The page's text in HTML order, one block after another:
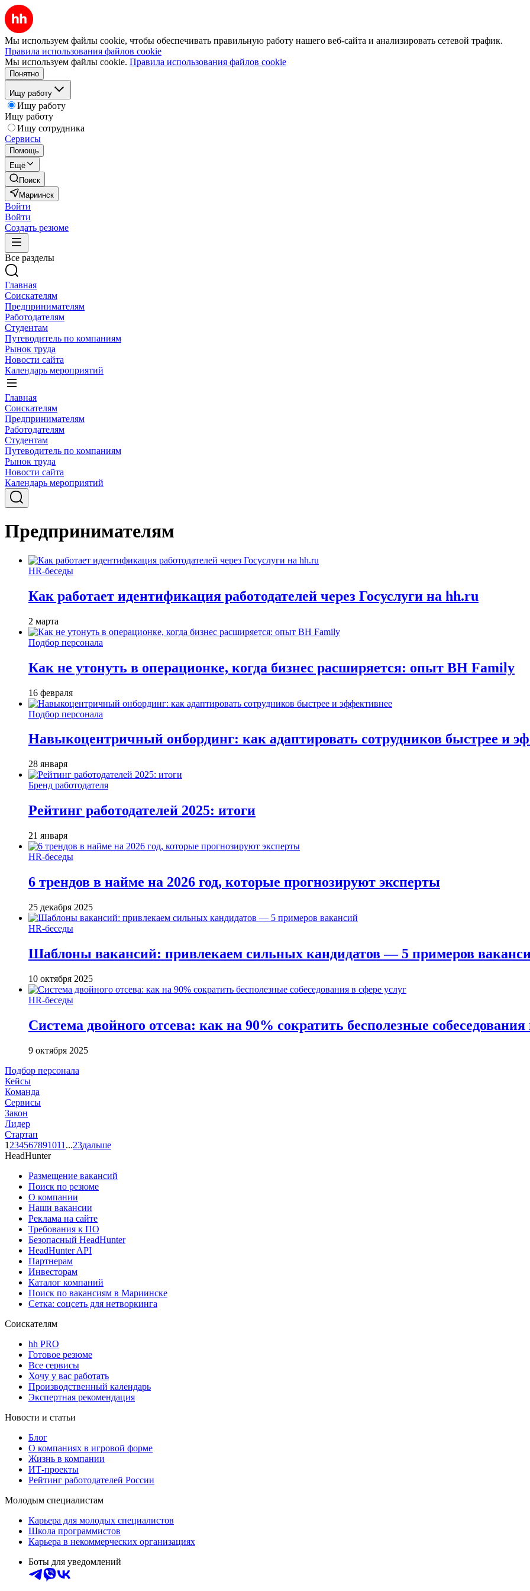
Мы используем файлы cookie, чтобы обеспечивать правильную работу нашего веб-сайта и анализировать сетевой трафик.
Правила использования файлов cookie
Мы используем файлы cookie. Правила использования файлов cookie
Понятно
Ищу работу
Ищу работу
Ищу работу
Ищу сотрудника
Сервисы
Помощь
Ещё
Поиск
Мариинск
Войти
Войти
Создать резюме
Все разделы
Главная
Соискателям
Предпринимателям
Работодателям
Студентам
Путеводитель по компаниям
Рынок труда
Новости сайта
Календарь мероприятий
Главная
Соискателям
Предпринимателям
Работодателям
Студентам
Путеводитель по компаниям
Рынок труда
Новости сайта
Календарь мероприятий
Предпринимателям
HR-беседы
Как работает идентификация работодателей через Госуслуги на hh.ru
2 марта
Подбор персонала
Как не утонуть в операционке, когда бизнес расширяется: опыт BH Family
16 февраля
Подбор персонала
Навыкоцентричный онбординг: как адаптировать сотрудников быстрее и
28 января
Бренд работодателя
Рейтинг работодателей 2025: итоги
21 января
HR-беседы
6 трендов в найме на 2026 год, которые прогнозируют эксперты
25 декабря 2025
HR-беседы
Шаблоны вакансий: привлекаем сильных кандидатов — 5 примеров
10 октября 2025
HR-беседы
Система двойного отсева: как на 90% сократить бесполезные собеседования
9 октября 2025
Подбор персонала
Кейсы
Команда
Сервисы
Закон
Лидер
Стартап
1 234567891011 ...23дальше
HeadHunter
Размещение вакансий
Поиск по резюме
О компании
Наши вакансии
Реклама на сайте
Требования к ПО
Безопасный HeadHunter
HeadHunter API
Партнерам
Инвесторам
Каталог компаний
Поиск по вакансиям в Мариинске
Сетка: соцсеть для нетворкинга
Соискателям
hh PRO
Готовое резюме
Все сервисы
Хочу у вас работать
Производственный календарь
Экспертная рекомендация
Новости и статьи
Блог
О компаниях в игровой форме
Жизнь в компании
ИТ-проекты
Рейтинг работодателей России
Молодым специалистам
Карьера для молодых специалистов
Школа программистов
Карьера в некоммерческих организациях
Боты для уведомлений